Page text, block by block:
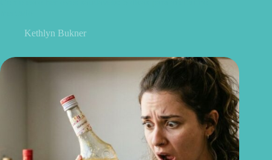
Kethlyn Bukner